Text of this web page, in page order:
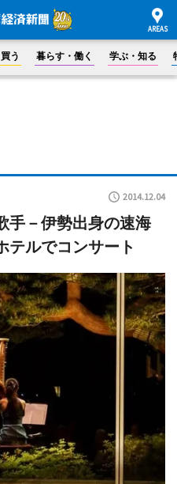
買う 暮らす・働く 学ぶ・知る
2014.12.04
手－伊勢出身の速海
テルでコンサート